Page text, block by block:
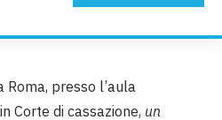
presso l’aula
Corte di cassazione, un